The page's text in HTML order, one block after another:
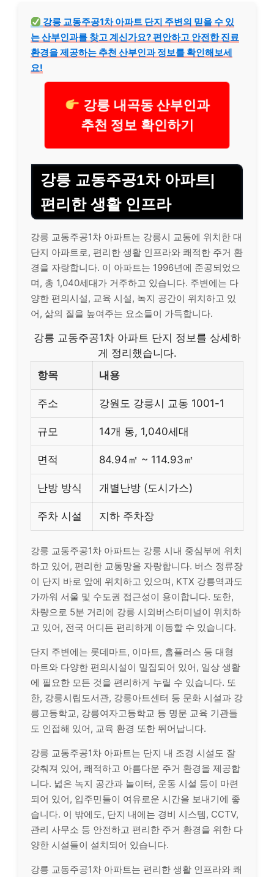
강릉 교동주공1차 아파트 단지 주변의 믿을 수 있
는 산부인과를 찾고 계신가요? 편안하고 안전한 진료
환경을 제공하는 추천 산부인과 정보를 확인해보세
요!
강릉 내곡동 산부인과
추천 정보 확인하기
강릉 교동주공1차 아파트|
편리한 생활 인프라
강릉 교동주공1차 아파트는 강릉시 교동에 위치한 대
단지 아파트로, 편리한 생활 인프라와 쾌적한 주거 환
경을 자랑합니다. 이 아파트는 1996년에 준공되었으
며, 총 1,040세대가 거주하고 있습니다. 주변에는 다
양한 편의시설, 교육 시설, 녹지 공간이 위치하고 있
어, 삶의 질을 높여주는 요소들이 가득합니다.
강릉 교동주공1차 아파트 단지 정보를 상세하
게 정리했습니다.
항목
내용
주소 강원도 강릉시 교동 1001-1
규모 14개 동, 1,040세대
면적 84.94㎡ ~ 114.93㎡
난방 방식 개별난방 (도시가스)
주차 시설 지하 주차장
강릉 교동주공1차 아파트는 강릉 시내 중심부에 위치
하고 있어, 편리한 교통망을 자랑합니다. 버스 정류장
이 단지 바로 앞에 위치하고 있으며, KTX 강릉역과도
가까워 서울 및 수도권 접근성이 용이합니다. 또한,
차량으로 5분 거리에 강릉 시외버스터미널이 위치하
고 있어, 전국 어디든 편리하게 이동할 수 있습니다.
단지 주변에는 롯데마트, 이마트, 홈플러스 등 대형
마트와 다양한 편의시설이 밀집되어 있어, 일상 생활
에 필요한 모든 것을 편리하게 누릴 수 있습니다. 또
한, 강릉시립도서관, 강릉아트센터 등 문화 시설과 강
릉고등학교, 강릉여자고등학교 등 명문 교육 기관들
도 인접해 있어, 교육 환경 또한 뛰어납니다.
강릉 교동주공1차 아파트는 단지 내 조경 시설도 잘
갖춰져 있어, 쾌적하고 아름다운 주거 환경을 제공합
니다. 넓은 녹지 공간과 놀이터, 운동 시설 등이 마련
되어 있어, 입주민들이 여유로운 시간을 보내기에 좋
습니다. 이 밖에도, 단지 내에는 경비 시스템, CCTV,
관리 사무소 등 안전하고 편리한 주거 환경을 위한 다
양한 시설들이 설치되어 있습니다.
강릉 교동주공1차 아파트는 편리한 생활 인프라와 쾌